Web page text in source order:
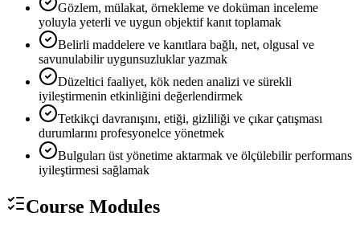
Gözlem, mülakat, örnekleme ve doküman inceleme
yoluyla yeterli ve uygun objektif kanıt toplamak
Belirli maddelere ve kanıtlara bağlı, net, olgusal ve
savunulabilir uygunsuzluklar yazmak
Düzeltici faaliyet, kök neden analizi ve sürekli
iyileştirmenin etkinliğini değerlendirmek
Tetkikçi davranışını, etiği, gizliliği ve çıkar çatışması
durumlarını profesyonelce yönetmek
Bulguları üst yönetime aktarmak ve ölçülebilir performans
iyileştirmesi sağlamak
Course Modules